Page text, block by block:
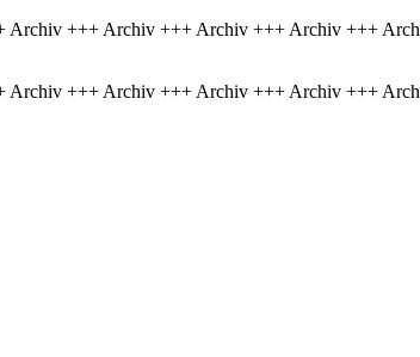
+++ Archiv +++ Archiv +++ Archiv +++
+++ Archiv +++ Archiv +++ Archiv +++